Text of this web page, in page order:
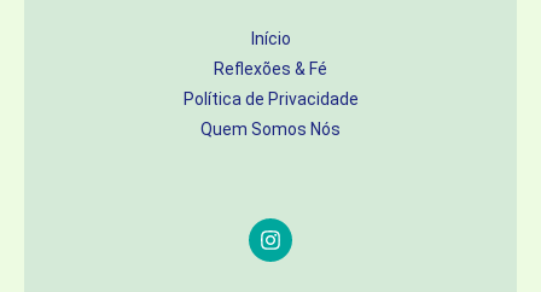
Início
Reflexões & Fé
Política de Privacidade
Quem Somos Nós